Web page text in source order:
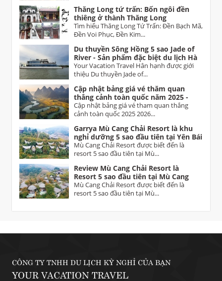
Thăng Long tứ trấn: Bốn ngôi đền
thiêng ở thành Thăng Long
Tìm hiểu Thăng Long Tứ Trấn: Đền Bạch Mã,
Đền Voi Phục, Đền Kim...
Du thuyền Sông Hồng 5 sao Jade of
River - Sản phẩm đặc biệt du lịch Hà
Nội
Your Vacation Travel Hân hạnh được giới
thiệu Du thuyền Jade of...
Cập nhật bảng giá vé thăm quan
thắng cảnh toàn quốc năm 2025 -
2026 Vietnam tourist attractions
ticket prices
Cập nhật bảng giá vé tham quan thắng
cảnh toàn quốc 2025 2026...
Garrya Mù Cang Chải Resort là khu
nghỉ dưỡng 5 sao đầu tiên tại Yên Bái
Mù Cang Chải Resort được biết đến là
resort 5 sao đầu tiên tại Mù...
Review Mù Cang Chải Resort là
Resort 5 sao đầu tiên tại Mù Cang
Chải Yên Bái
Mù Cang Chải Resort được biết đến là
resort 5 sao đầu tiên tại Mù...
CÔNG TY TNHH DU LỊCH KỲ NGHỈ CỦA BẠN
YOUR VACATION TRAVEL